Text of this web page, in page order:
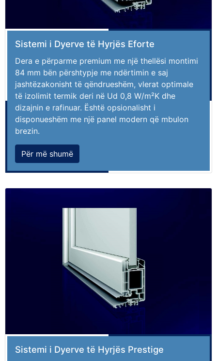
Sistemi i Dyerve të Hyrjës Eforte
Dera e përparme premium me një thellësi montimi
84 mm bën përshtypje me ndërtimin e saj
jashtëzakonisht të qëndrueshëm, vlerat optimale
të izolimit termik deri në Ud 0,8 W/m²K dhe
dizajnin e rafinuar. Është opsionalisht i
disponueshëm me një panel modern që mbulon
brezin.
Për më shumë
Sistemi i Dyerve të Hyrjës Prestige